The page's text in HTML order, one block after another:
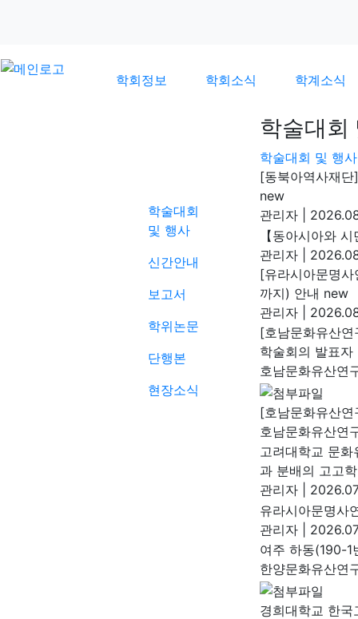
학회정보 학회소식 학계소식
학술대회
및 행사
신간안내
보고서
학위논문
단행본
현장소식
학술대회
학술대회 및 행사
[동북아역사재
new
관리자
【동아시아와
관리자
[유라시아문명
까지) 안내 new
관리자
[호남문화유산
학술회의 발표자
호남문화유산연
[호남문화유산
호남문화유산연
고려대학교 문
과 분배의 고고
관리자
유라시아문명사
관리자
여주 하동(190-1
한양문화유산연
경희대학교 한